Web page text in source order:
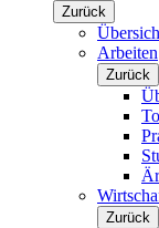
Zurück
Arbeiten
Zurück
Zurück